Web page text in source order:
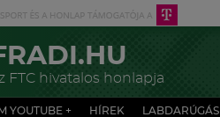
FTC hivatalos honlapja
YOUTUBE + HÍREK LABDARÚGÁS